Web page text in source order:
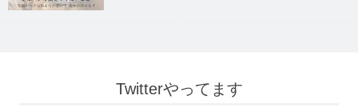
Twitterやってます